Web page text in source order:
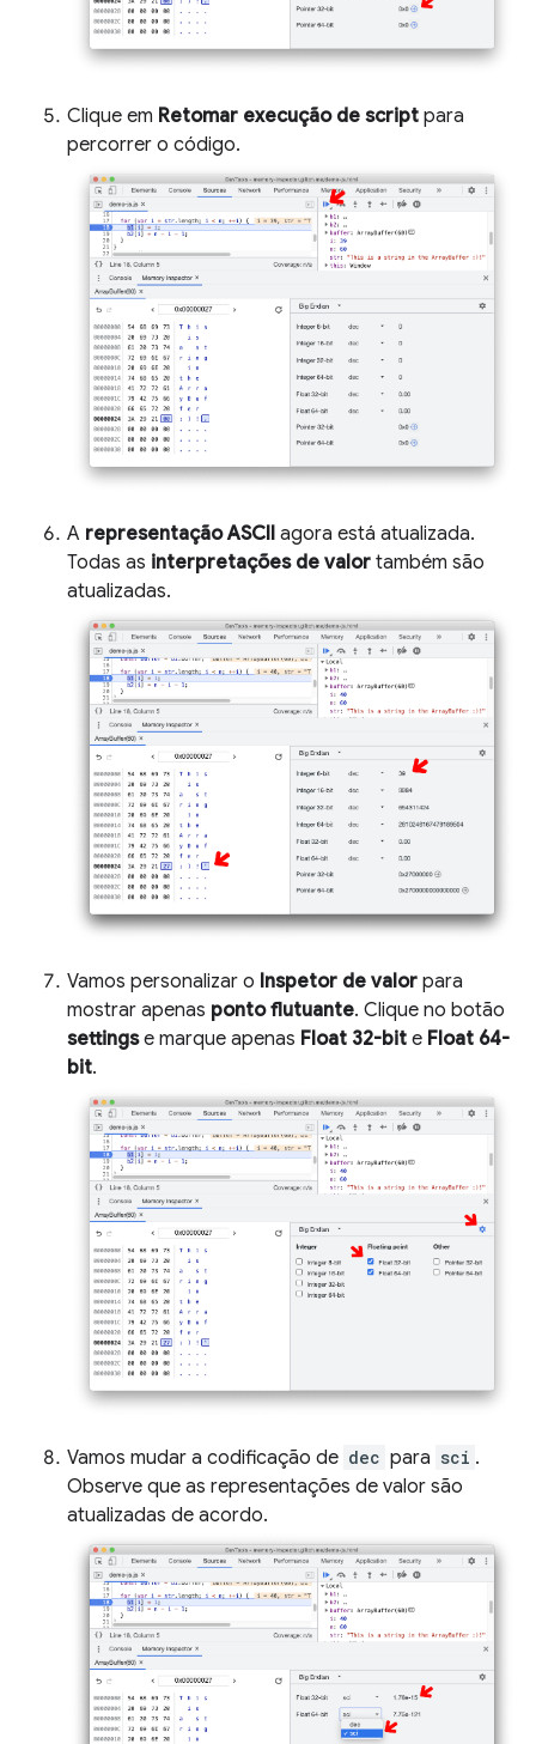
Clique em Retomar execução de script para
percorrer o código.
A representação ASCII agora está atualizada.
Todas as interpretações de valor também são
atualizadas.
Vamos personalizar o Inspetor de valor para
mostrar apenas ponto flutuante. Clique no botão
settingse marque apenas Float 32-bit e Float 64-
bit.
Vamos mudar a codificação de dec para sci .
Observe que as representações de valor são
atualizadas de acordo.